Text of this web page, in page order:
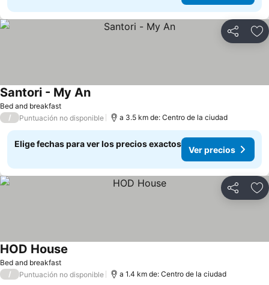
Compartir
Bed and breakfast
Santori - My AnVer precios
/ Puntuación no disponible a 3.5 km de: Centro de la ciudad
Elige fechas para ver los precios exactos
Ver precios
Compartir
Bed and breakfast
HOD House
/ Puntuación no disponible a 1.4 km de: Centro de la ciudad